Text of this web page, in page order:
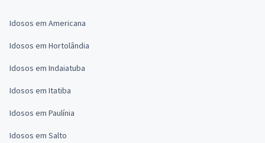
Idosos em Americana
Idosos em Hortolândia
Idosos em Indaiatuba
Idosos em Itatiba
Idosos em Paulínia
Idosos em Salto